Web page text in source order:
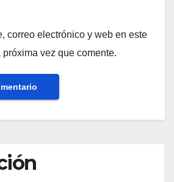
correo electrónico y web en este
vez que comente.